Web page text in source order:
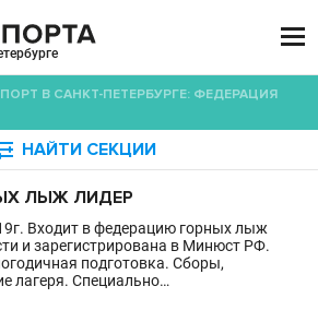

В САНКТ-ПЕТЕРБУРГЕ: ФЕДЕРАЦИЯ
НАЙТИ СЕКЦИИ
ЛЫЖ ЛИДЕР
Входит в федерацию горных лыж
и зарегистрирована в Минюст РФ.
подготовка. Сборы,
лагеря. Специально…